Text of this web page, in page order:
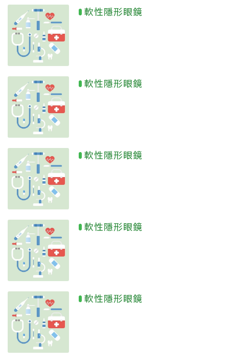
軟性隱形眼鏡
軟性隱形眼鏡
軟性隱形眼鏡
軟性隱形眼鏡
軟性隱形眼鏡